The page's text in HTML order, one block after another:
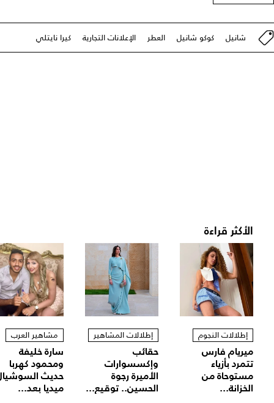
شانيل كوكو شانيل العطر الإعلانات التجارية كيرا نايتلي
الأكثر قراءة
إطلالات النجوم
ميريام فارس
تتمرد بأزياء
مستوحاة من
الخزانة...
إطلالات المشاهير
حقائب
وإكسسوارات
الأميرة رجوة
الحسين.. توقيع...
مشاهير العرب
سارة خليفة
ومحمود كهربا
حديث
ميديا بعد...